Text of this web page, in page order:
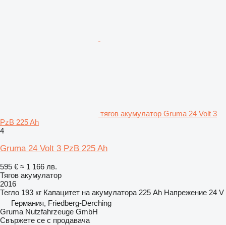
тягов акумулатор Gruma 24 Volt 3
PzB 225 Ah
4
Gruma 24 Volt 3 PzB 225 Ah
595 € ≈ 1 166 лв.
Тягов акумулатор
2016
Тегло 193 кг Капацитет на акумулатора 225 Ah Напрежение 24 V
Германия, Friedberg-Derching
Gruma Nutzfahrzeuge GmbH
Свържете се с продавача